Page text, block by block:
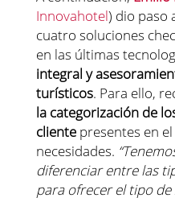
Innovahotel) dio paso
cuatro soluciones
en las últimas
integral y
turísticos. Para ello,
la categorización de
clientepresentes en
necesidades.
diferenciar entre las
para ofrecer el tipo